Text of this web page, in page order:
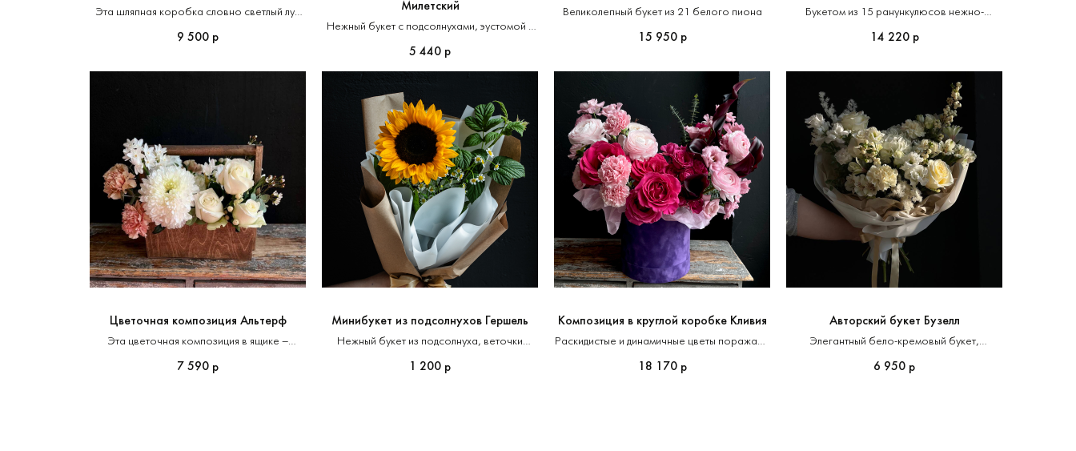
Эта шляпная коробка словно светлый луч
осыпающий мир своим теплом и светом
9 500 р
Милетский
Нежный букет с подсолнухами, эустомой и
5 440 р
Великолепный букет из 21 белого пиона
15 950 р
Букетом из 15 ранункулюсов нежно-
14 220 р
Цветочная композиция Альтерф
Эта цветочная композиция в ящике –
7 590 р
Минибукет из подсолнухов Гершель
Нежный букет из подсолнуха, веточки
1 200 р
Композиция в круглой коробке Кливия
Раскидистые и динамичные цветы поражают
18 170 р
Авторский букет Бузелл
Элегантный бело-кремовый букет,
6 950 р